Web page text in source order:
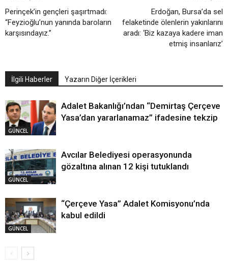
Perinçek’in gençleri şaşırtmadı:
“Feyzioğlu’nun yanında baroların
karşısındayız.”
Erdoğan, Bursa’da sel
felaketinde ölenlerin yakınlarını
aradı: ‘Biz kazaya kadere iman
etmiş insanlarız’
İlgili Haberler Yazarın Diğer İçerikleri
GÜNCEL
Adalet Bakanlığı’ndan “Demirtaş Çerçeve
Yasa’dan yararlanamaz” ifadesine tekzip
GÜNCEL
Avcılar Belediyesi operasyonunda
gözaltına alınan 12 kişi tutuklandı
GÜNCEL
“Çerçeve Yasa” Adalet Komisyonu’nda
kabul edildi